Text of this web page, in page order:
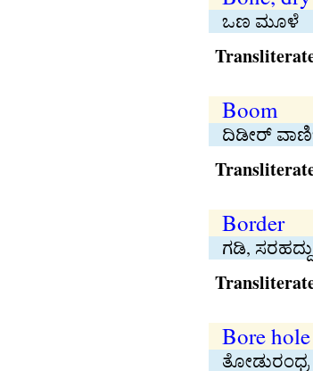
ಒಣ ಮೂಳೆ
Boom
ದಿಡೀರ್
Border
ಗಡಿ, ಸರಹದ್ದು
Bore hole
ತೋಡುರಂಧ್ರ